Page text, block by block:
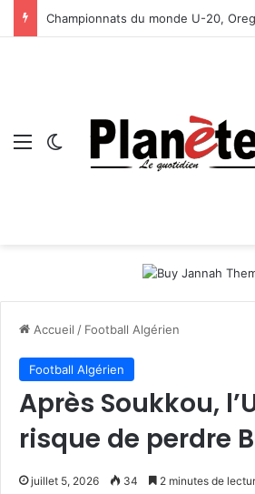
Menu Switch skin
Accueil / Football Algérien
Football Algérien
Après Soukkou,
risque de perdre
juillet 5, 2026 34 2 minutes de